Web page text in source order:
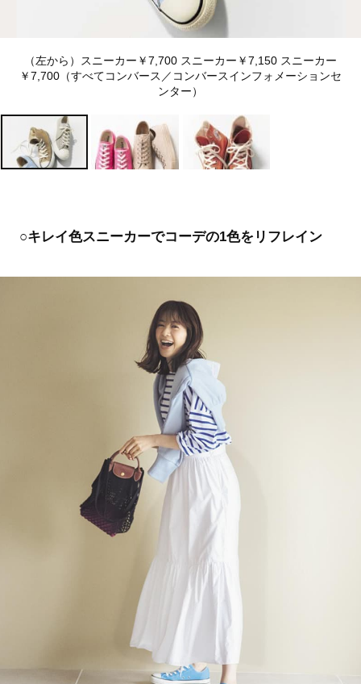
（左から）スニーカー￥7,700 スニーカー￥7,150 スニーカー
￥7,700（すべてコンバース／コンバースインフォメーションセ
ンター）
○キレイ色スニーカーでコーデの1色をリフレイン